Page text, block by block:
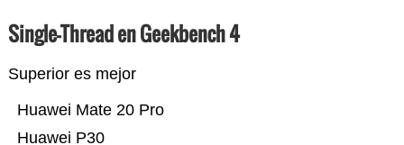
Single-Thread en Geekbench 4
Superior es mejor
Huawei P30
Huawei Mate 20 Pro